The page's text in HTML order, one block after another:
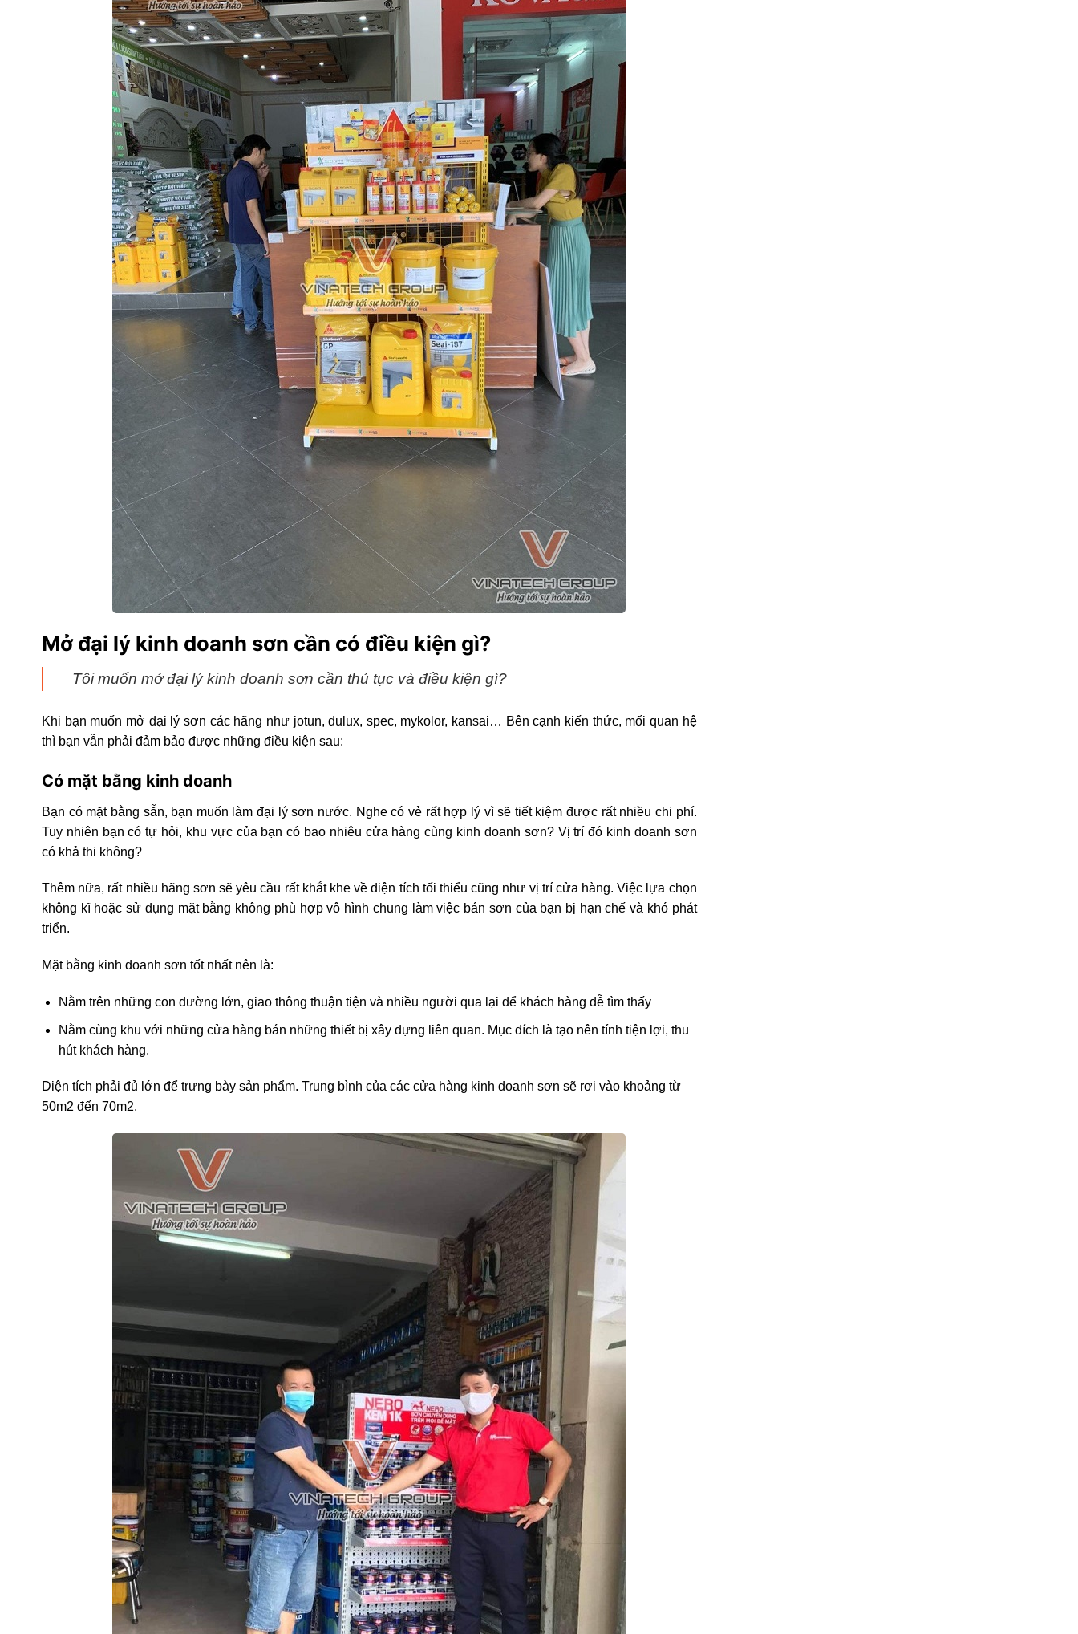
Mở đại lý kinh doanh sơn cần có điều kiện gì?
Tôi muốn mở đại lý kinh doanh sơn cần thủ tục và điều kiện gì?
Khi bạn muốn mở đại lý sơn các hãng như jotun, dulux, spec, mykolor, kansai… Bên cạnh kiến thức, mối quan hệ
thì bạn vẫn phải đảm bảo được những điều kiện sau:
Có mặt bằng kinh doanh
Bạn có mặt bằng sẵn, bạn muốn làm đại lý sơn nước. Nghe có vẻ rất hợp lý vì sẽ tiết kiệm được rất nhiều chi phí.
Tuy nhiên bạn có tự hỏi, khu vực của bạn có bao nhiêu cửa hàng cùng kinh doanh sơn? Vị trí đó kinh doanh sơn
có khả thi không?
Thêm nữa, rất nhiều hãng sơn sẽ yêu cầu rất khắt khe về diện tích tối thiểu cũng như vị trí cửa hàng. Việc lựa chọn
không kĩ hoặc sử dụng mặt bằng không phù hợp vô hình chung làm việc bán sơn của bạn bị hạn chế và khó phát
triển.
Mặt bằng kinh doanh sơn tốt nhất nên là:
Nằm trên những con đường lớn, giao thông thuận tiện và nhiều người qua lại để khách hàng dễ tìm thấy
Nằm cùng khu với những cửa hàng bán những thiết bị xây dựng liên quan. Mục đích là tạo nên tính tiện lợi, thu
hút khách hàng.
Diện tích phải đủ lớn để trưng bày sản phẩm. Trung bình của các cửa hàng kinh doanh sơn sẽ rơi vào khoảng từ
50m2 đến 70m2.